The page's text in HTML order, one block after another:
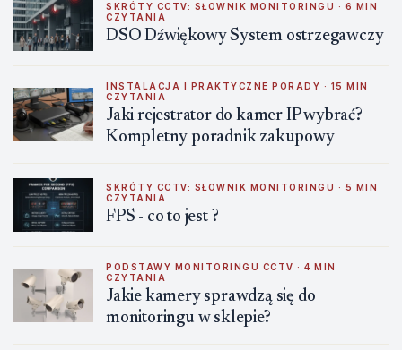
SKRÓTY CCTV: SŁOWNIK MONITORINGU · 6 MIN
CZYTANIA
DSO Dźwiękowy System ostrzegawczy
INSTALACJA I PRAKTYCZNE PORADY · 15 MIN
CZYTANIA
Jaki rejestrator do kamer IP wybrać?
Kompletny poradnik zakupowy
SKRÓTY CCTV: SŁOWNIK MONITORINGU · 5 MIN
CZYTANIA
FPS - co to jest ?
PODSTAWY MONITORINGU CCTV · 4 MIN
CZYTANIA
Jakie kamery sprawdzą się do
monitoringu w sklepie?